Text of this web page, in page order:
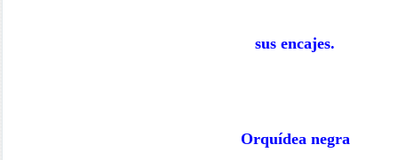
sus encajes.
Orquídea negra